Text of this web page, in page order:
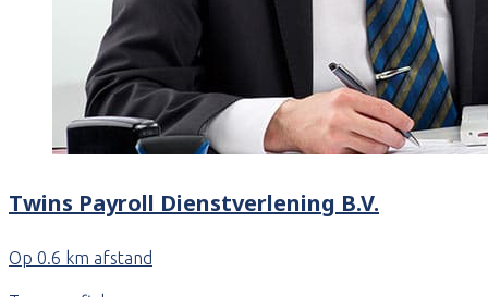
Twins Payroll Dienstverlening B.V.
Op 0.6 km afstand